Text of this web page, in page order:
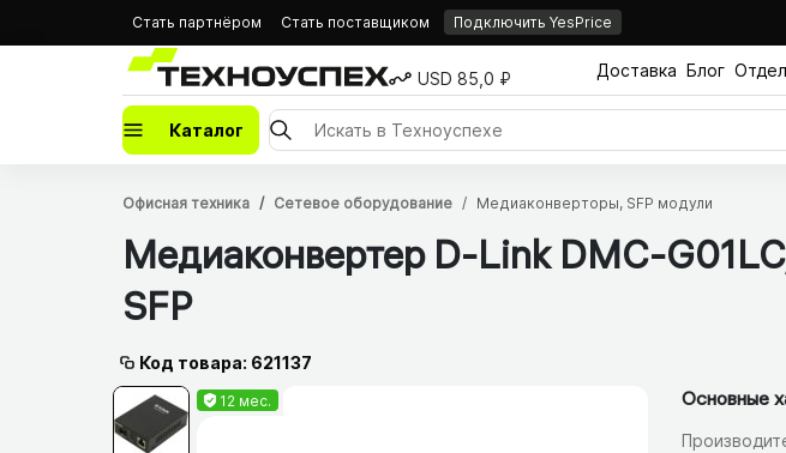
Стать партнёром Стать поставщиком Подключить YesPrice
USD 85,0 ₽ Доставка Блог
Каталог
Офисная техника Сетевое оборудование Медиаконверторы, SFP модули
Медиаконвертер D-Link DMC-
SFP
Код товара: 621137
12 мес. Основные